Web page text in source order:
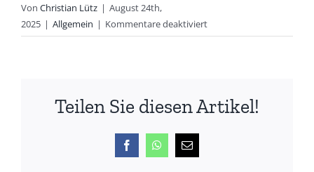
Von Christian Lütz | August 24th,
2025 | Allgemein | Kommentare deaktiviertfür
LVN
Sonja,
Teilen Sie diesen Artikel!
FacebookWhatsApp
E-